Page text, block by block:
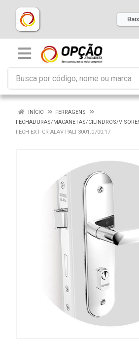
INÍCIO
FERRAGENS
FECHADURAS/MACANETAS/CILINDROS/
FECH EXT CR ALAV PALI 3001.0700.17